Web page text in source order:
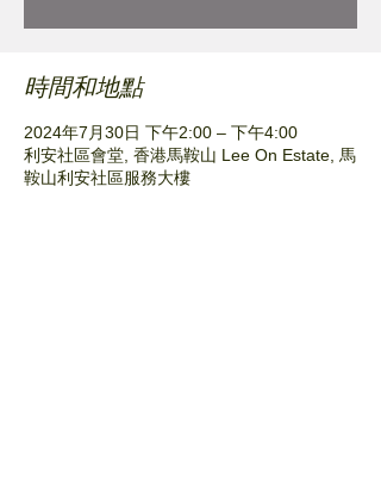
時間和地點
2024年7月30日 下午2:00 – 下午4:00
利安社區會堂, 香港馬鞍山 Lee On Estate, 馬
鞍山利安社區服務大樓